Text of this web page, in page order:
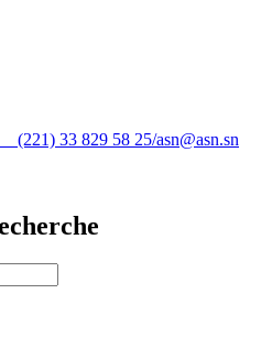
33 829 58 25/asn@asn.sn